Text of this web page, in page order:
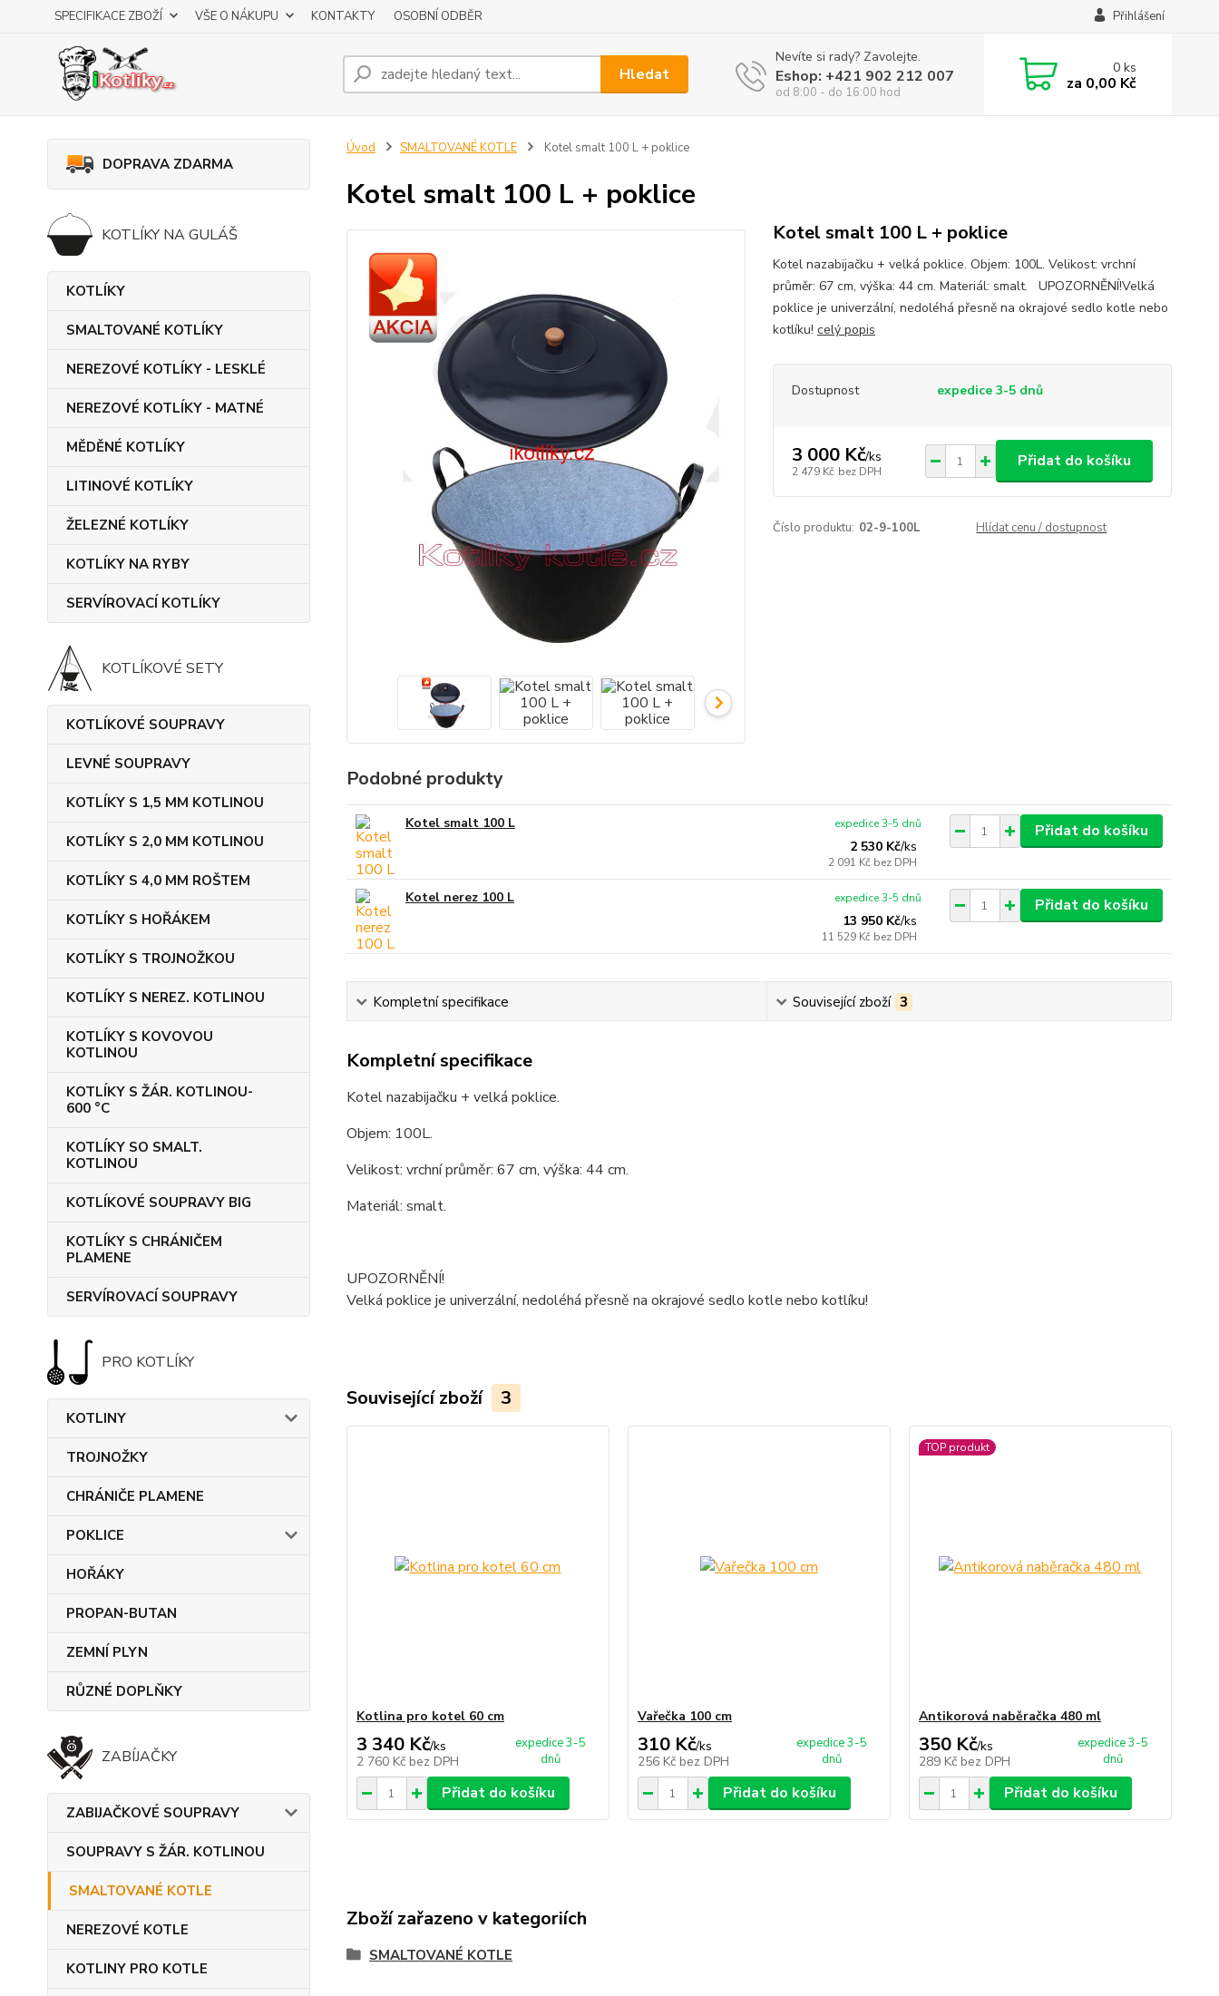
SPECIFIKACE ZBOŽÍ VŠE O NÁKUPU KONTAKTY OSOBNÍ ODBĚR Přihlášení
Hledat
Nevíte si rady? Zavolejte.
Eshop: +421 902 212 007
od 8:00 - do 16:00 hod
0ks
za 0,00 Kč
DOPRAVA ZDARMA
KOTLÍKY NA GULÁŠ
KOTLÍKY
SMALTOVANÉ KOTLÍKY
NEREZOVÉ KOTLÍKY - LESKLÉ
NEREZOVÉ KOTLÍKY - MATNÉ
MĚDĚNÉ KOTLÍKY
LITINOVÉ KOTLÍKY
ŽELEZNÉ KOTLÍKY
KOTLÍKY NA RYBY
SERVÍROVACÍ KOTLÍKY
KOTLÍKOVÉ SETY
KOTLÍKOVÉ SOUPRAVY
LEVNÉ SOUPRAVY
KOTLÍKY S 1,5 MM KOTLINOU
KOTLÍKY S 2,0 MM KOTLINOU
KOTLÍKY S 4,0 MM ROŠTEM
KOTLÍKY S HOŘÁKEM
KOTLÍKY S TROJNOŽKOU
KOTLÍKY S NEREZ. KOTLINOU
KOTLÍKY S KOVOVOU
KOTLINOU
KOTLÍKY S ŽÁR. KOTLINOU-
600 °C
KOTLÍKY SO SMALT.
KOTLINOU
KOTLÍKOVÉ SOUPRAVY BIG
KOTLÍKY S CHRÁNIČEM
PLAMENE
SERVÍROVACÍ SOUPRAVY
PRO KOTLÍKY
KOTLINY
TROJNOŽKY
CHRÁNIČE PLAMENE
POKLICE
HOŘÁKY
PROPAN-BUTAN
ZEMNÍ PLYN
RŮZNÉ DOPLŇKY
ZABÍJAČKY
ZABIJAČKOVÉ SOUPRAVY
SOUPRAVY S ŽÁR. KOTLINOU
SMALTOVANÉ KOTLE
NEREZOVÉ KOTLE
KOTLINY PRO KOTLE
Úvod SMALTOVANÉ KOTLE Kotel smalt 100 L + poklice
Kotel smalt 100 L + poklice
Kotel smalt 100 L + poklice
Kotel nazabijačku + velká poklice. Objem: 100L. Velikost: vrchní
průměr: 67 cm, výška: 44 cm. Materiál: smalt. UPOZORNĚNÍ!Velká
poklice je univerzální, nedoléhá přesně na okrajové sedlo kotle nebo
kotlíku! celý popis
Dostupnost expedice 3-5 dnů
3 000 Kč/ks
2 479 Kč bez DPH
Přidat do košíku
Číslo produktu: 02-9-100L Hlídat cenu / dostupnost
Podobné produkty
Kotel smalt 100 L
2 530 Kč/ks
2 091 Kč bez DPH
expedice 3-5 dnů Přidat do košíku
Kotel nerez 100 L
13 950 Kč/ks
11 529 Kč bez DPH
expedice 3-5 dnů Přidat do košíku
Kompletní specifikace Související zboží 3
Kompletní specifikace
Kotel nazabijačku + velká poklice.
Objem: 100L.
Velikost: vrchní průměr: 67 cm, výška: 44 cm.
Materiál: smalt.
UPOZORNĚNÍ!
Velká poklice je univerzální, nedoléhá přesně na okrajové sedlo kotle nebo kotlíku!
Související zboží 3
Kotlina pro kotel 60 cm
3 340 Kč/ks
2 760 Kč bez DPH
expedice 3-5
dnů
Přidat do košíku
Vařečka 100 cm
310 Kč/ks
256 Kč bez DPH
expedice 3-5
dnů
Přidat do košíku
TOP produkt
Antikorová naběračka 480 ml
350 Kč/ks
289 Kč bez DPH
expedice 3-5
dnů
Přidat do košíku
Zboží zařazeno v kategoriích
SMALTOVANÉ KOTLE